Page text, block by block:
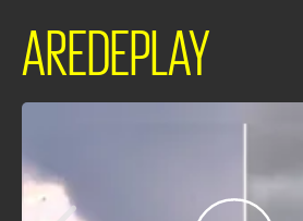
AREDEPLAY